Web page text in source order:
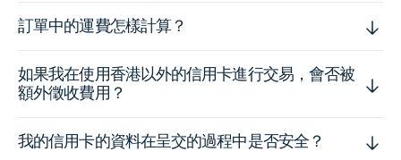
訂單中的運費怎樣計算？
如果我在使用香港以外的信用卡進行交易，會否被
額外徵收費用？
我的信用卡的資料在呈交的過程中是否安全？